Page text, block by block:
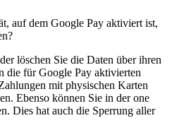
auf dem Google Pay aktiviert ist,
löschen Sie die Daten über ihren
die für Google Pay aktivierten
mit physischen Karten
Ebenso können Sie in der one
Dies hat auch die Sperrung aller